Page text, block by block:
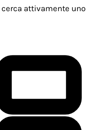
attivamente uno